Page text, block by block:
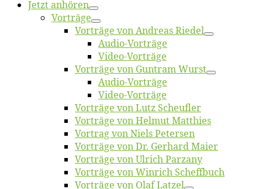
Jetzt an­hö­ren
Vor­trä­ge
Vor­trä­ge von An­dre­as Riedel
Au­dio-Vor­trä­ge
Vi­deo-Vor­trä­ge
Vor­trä­ge von Gun­tram Wurst
Au­dio-Vor­trä­ge
Vi­deo-Vor­trä­ge
Vor­trä­ge von Lutz Scheufler
Vor­trä­ge von Hel­mut Matthies
Vor­trag von Niels Petersen
Vor­trä­ge von Dr. Ger­hard Maier
Vor­trä­ge von Ul­rich Parzany
Vor­trä­ge von Win­rich Scheffbuch
Vor­trä­ge von Olaf Latzel